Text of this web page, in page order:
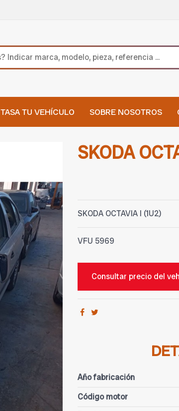
TASA TU VEHÍCULO SOBRE NOSOTROS
SKODA
SKODA OCTAVIA I (1U2)
VFU 5969
Consultar precio del
Año fabricación
Código motor